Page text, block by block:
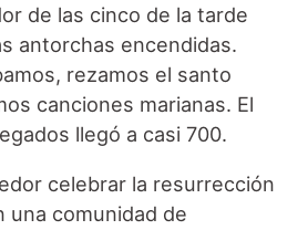
de las cinco de la tarde
antorchas encendidas.
rezamos el santo
canciones marianas. El
llegó a casi 700.
celebrar la resurrección
una comunidad de